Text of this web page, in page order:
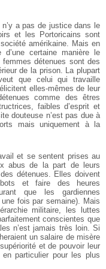
n’y a pas de justice dans le
et les Portoricains sont
amérikaine. Mais en
certaine manière le
détenues sont des
de la prison. La plupart
que celui qui travaille
elles-mêmes de leur
comme des êtres
faibles d’esprit et
douteuse n’est pas due à
mais uniquement à la
et se sentent prises au
abus de la part de leurs
détenues. Elles doivent
et faire des heures
que les gardiennes
fois par semaine). Mais
militaire, les luttes
conscientes que
n’est jamais très loin. Si
un salaire de misère
et de pouvoir leur
particulier pour les plus